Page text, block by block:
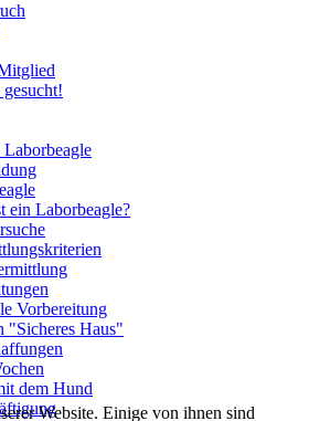
ein Laborbeagle?
Vorbereitung
"Sicheres Haus"
dem Hund
Website. Einige von ihnen sind